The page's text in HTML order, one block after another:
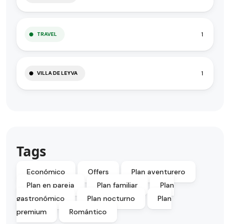
TRAVEL 1
VILLA DE LEYVA 1
Tags
Económico Offers
Plan aventurero
Plan en pareja
Plan familiar
Plan
gastronómico
Plan nocturno
Plan
premium
Romántico